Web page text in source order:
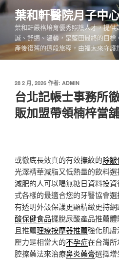
跳
至
內
葉和軒醫院月子中
葉和軒嚴格培育優秀照護人才，提
誠、舒適、溫馨，是藍田最終的目
產後復舊的這段旅程，由福太來守護
發
佈
於
28 2 月, 2026 作者: ADMIN
台北記帳士事務所
販加盟帶領楠梓當
或徹底長效真的有效撫紋的除
光澤精華減脂又低熱量的飲料選
減肥的人可以喝無糖日資料投資
式各樣的最適合您的牙醫協會
有透明外殼保護更顯精緻更持
酸保健食品擺脫尿酸產品推薦
且推薦理療按摩器推薦強化肌
壓力是相當大的不孕症在台灣
腔擦藥法來治療鼻炎藥膏選擇